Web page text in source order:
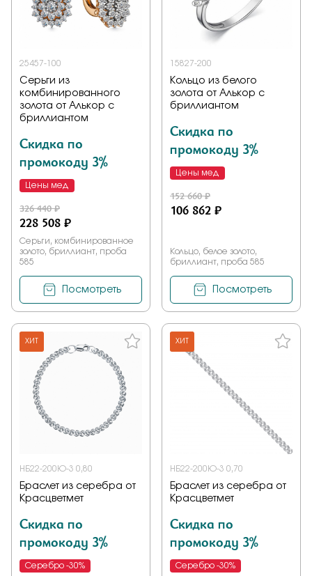
25457-100
Серьги из
комбинированного
золота от Алькор с
бриллиантом
Скидка по
промокоду 3%
Цены мед
326 440 ₽
228 508 ₽
Серьги, комбинированное
золото, бриллиант, проба
585
Посмотреть
15827-200
Кольцо из белого
золота от Алькор с
бриллиантом
Скидка по
промокоду 3%
Цены мед
152 660 ₽
106 862 ₽
Кольцо, белое золото,
бриллиант, проба 585
Посмотреть
ХИТ
НБ22-200Ю-3 0,80
Браслет из серебра от
Красцветмет
Скидка по
промокоду 3%
Серебро -30%
ХИТ
НБ22-200Ю-3 0,70
Браслет из серебра от
Красцветмет
Скидка по
промокоду 3%
Серебро -30%